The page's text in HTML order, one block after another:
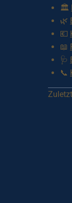
🏛️
🌿
💶
📖
🩺
📞